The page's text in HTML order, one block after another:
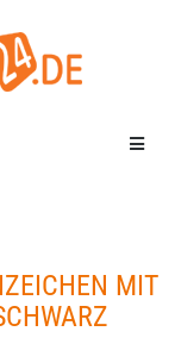
Menü
MIT